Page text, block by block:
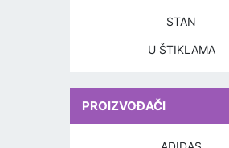
STAN
U ŠTIKLAMA
PROIZVOĐAČI